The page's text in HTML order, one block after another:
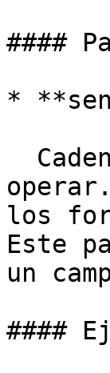
####
*
los
Este
un
####